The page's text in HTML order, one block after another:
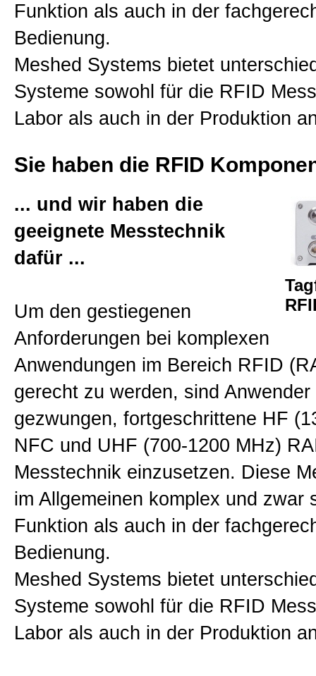
Disclaimer
Privacy
Datenschutzerklärung
Sitemap
Funktion als auch in der
Bedienung.
Meshed Systems bietet
Systeme sowohl für die RFID
Labor als auch in der Produktion
Sie haben die RFID
... und wir haben die
geeignete Messtechnik
dafür ...
Um den gestiegenen
Anforderungen bei komplexen
Anwendungen im Bereich RFID
gerecht zu werden, sind
gezwungen, fortgeschrittene HF
NFC und UHF (700-1200 MHz)
Messtechnik einzusetzen. Diese
im Allgemeinen komplex und zwar
Funktion als auch in der
Bedienung.
Meshed Systems bietet
Systeme sowohl für die RFID
Labor als auch in der Produktion